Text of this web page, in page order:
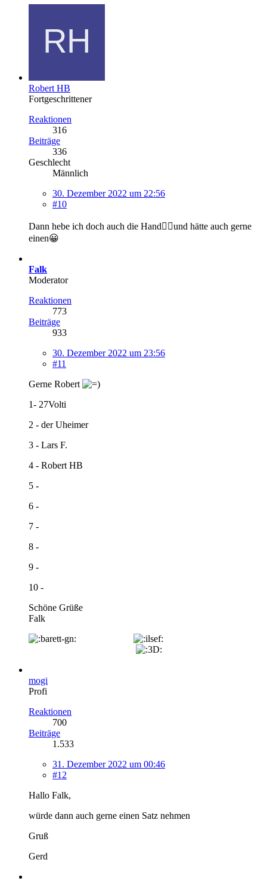
Robert HB
Fortgeschrittener
Reaktionen
316
Beiträge
336
Geschlecht
Männlich
30. Dezember 2022 um 22:56
#10
Dann hebe ich doch auch die Hand✋🏻und hätte auch gerne
einen😀
Falk
Moderator
Reaktionen
773
Beiträge
933
30. Dezember 2022 um 23:56
#11
Gerne Robert
1- 27Volti
2 - der Uheimer
3 - Lars F.
4 - Robert HB
5 -
6 -
7 -
8 -
9 -
10 -
Schöne Grüße
Falk
mogi
Profi
Reaktionen
700
Beiträge
1.533
31. Dezember 2022 um 00:46
#12
Hallo Falk,
würde dann auch gerne einen Satz nehmen
Gruß
Gerd